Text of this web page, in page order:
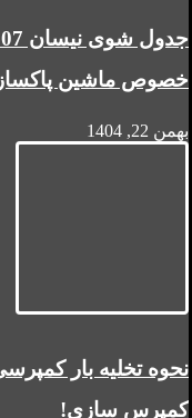
خصوص ماشین
بهمن 22, 1404
کمپرس سازی!